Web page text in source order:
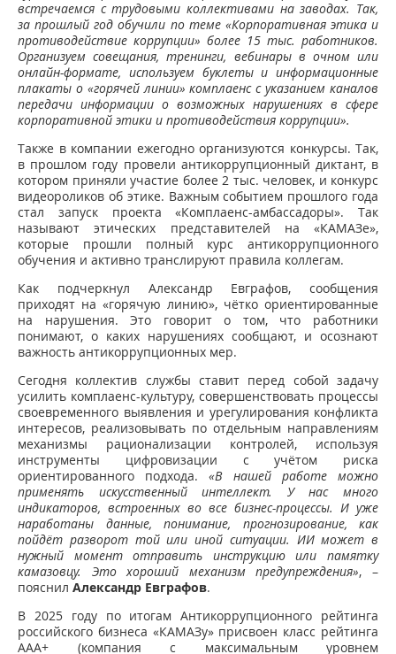
встречаемся с трудовыми коллективами на заводах. Так,
за прошлый год обучили по теме «Корпоративная этика и
противодействие коррупции» более 15 тыс. работников.
Организуем совещания, тренинги, вебинары в очном или
онлайн-формате, используем буклеты и информационные
плакаты о «горячей линии» комплаенс с указанием каналов
передачи информации о возможных нарушениях в сфере
корпоративной этики и противодействия коррупции».
Также в компании ежегодно организуются конкурсы. Так,
в прошлом году провели антикоррупционный диктант, в
котором приняли участие более 2 тыс. человек, и конкурс
видеороликов об этике. Важным событием прошлого года
стал запуск проекта «Комплаенс-амбассадоры». Так
называют этических представителей на «КАМАЗе»,
которые прошли полный курс антикоррупционного
обучения и активно транслируют правила коллегам.
Как подчеркнул Александр Евграфов, сообщения
приходят на «горячую линию», чётко ориентированные
на нарушения. Это говорит о том, что работники
понимают, о каких нарушениях сообщают, и осознают
важность антикоррупционных мер.
Сегодня коллектив службы ставит перед собой задачу
усилить комплаенс-культуру, совершенствовать процессы
своевременного выявления и урегулирования конфликта
интересов, реализовывать по отдельным направлениям
механизмы рационализации контролей, используя
инструменты цифровизации с учётом риска
ориентированного подхода.«В нашей работе можно
применять искусственный интеллект. У нас много
индикаторов, встроенных во все бизнес-процессы. И уже
наработаны данные, понимание, прогнозирование, как
пойдёт разворот той или иной ситуации. ИИ может в
нужный момент отправить инструкцию или памятку
камазовцу. Это хороший механизм предупреждения», –
пояснил Александр Евграфов.
В 2025 году по итогам Антикоррупционного рейтинга
российского бизнеса «КАМАЗу» присвоен класс рейтинга
ААА+ (компания с максимальным уровнем